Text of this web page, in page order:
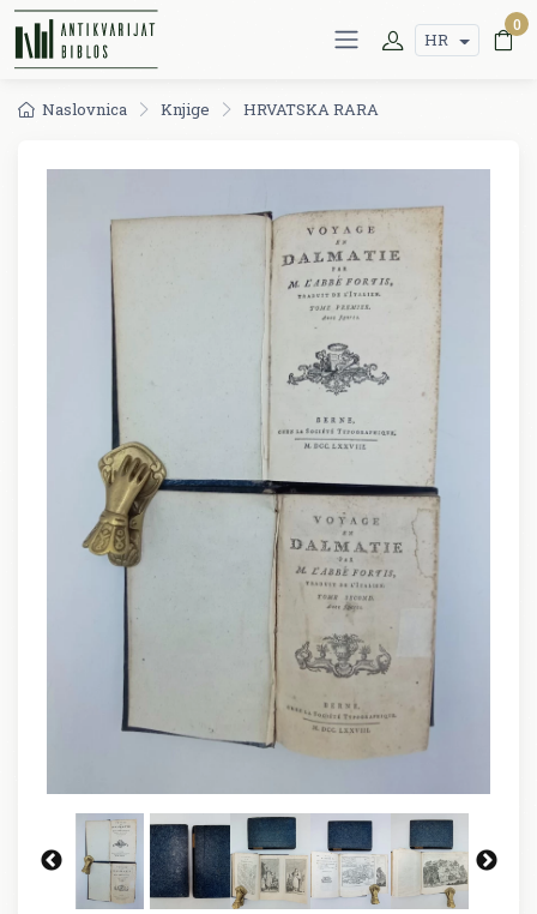
HR
0
Naslovnica Knjige HRVATSKA RARA